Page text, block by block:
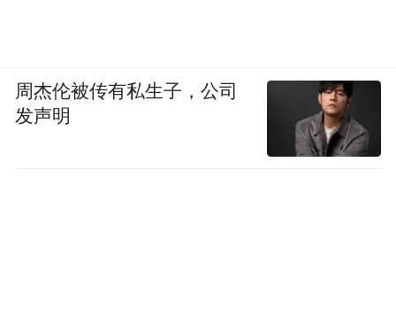
周杰伦被传有私生子，公司
发声明